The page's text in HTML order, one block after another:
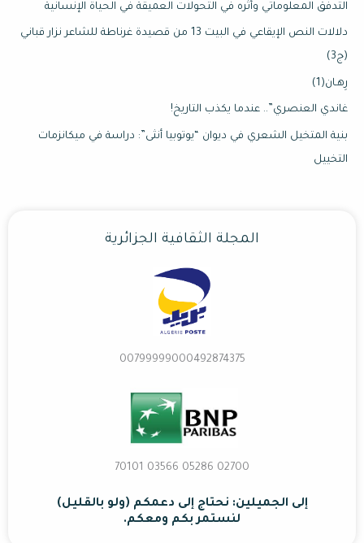
التدفق المعلوماتي وأثره في التحولات العميقة في الحياة الإنسانية
دلالات النص الإيقاعي في البيت 13 من قصيدة غرناطة للشاعر نزار قباني
(ج3)
رِهـان(1)
غاندي العنصري”.. عندما يكذب التاريخ!
بنية المتخيل الشعري في ديوان “يوتوبيا أنثى”: دراسة في ميكانزمات
التخييل
المجلة الثقافية الجزائرية
00799999000492874375
02700 70101 03566 05286
إلى الجميلين: نحتاج إلى دعمكم (ولو بالقليل)
لنستمر بكم ومعكم.